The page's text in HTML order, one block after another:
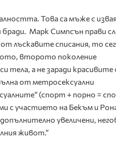
Това са мъже с
Марк Симпсън прави
лъскавите списания, то
второто поколение
тела, а не заради красивите
от метросексуални
(спорт + порно =
с участието на Бекъм и
увеличени,
живот.“